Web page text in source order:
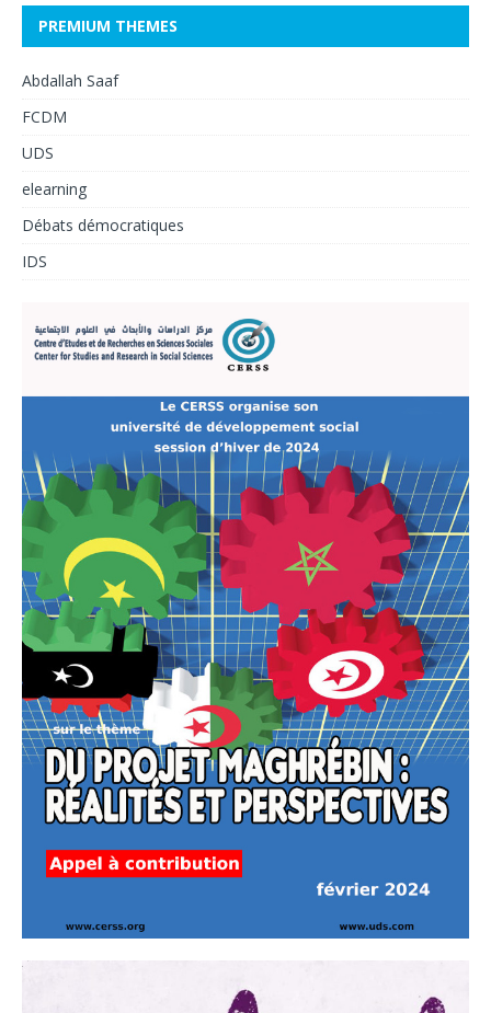
PREMIUM THEMES
Abdallah Saaf
FCDM
UDS
elearning
Débats démocratiques
IDS